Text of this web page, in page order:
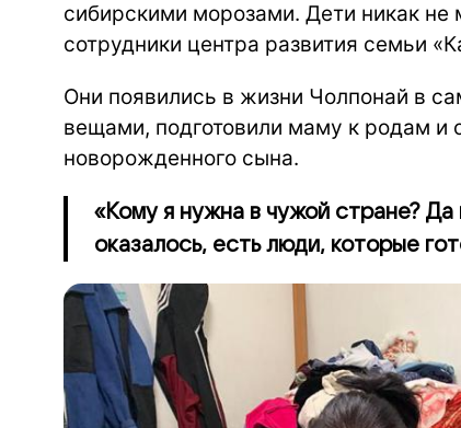
сибирскими морозами. Дети никак
сотрудники центра развития семьи
Они появились в жизни Чолпонай в
вещами, подготовили маму к родам
новорожденного сына.
«Кому я нужна в чужой стране?
оказалось, есть люди, которые